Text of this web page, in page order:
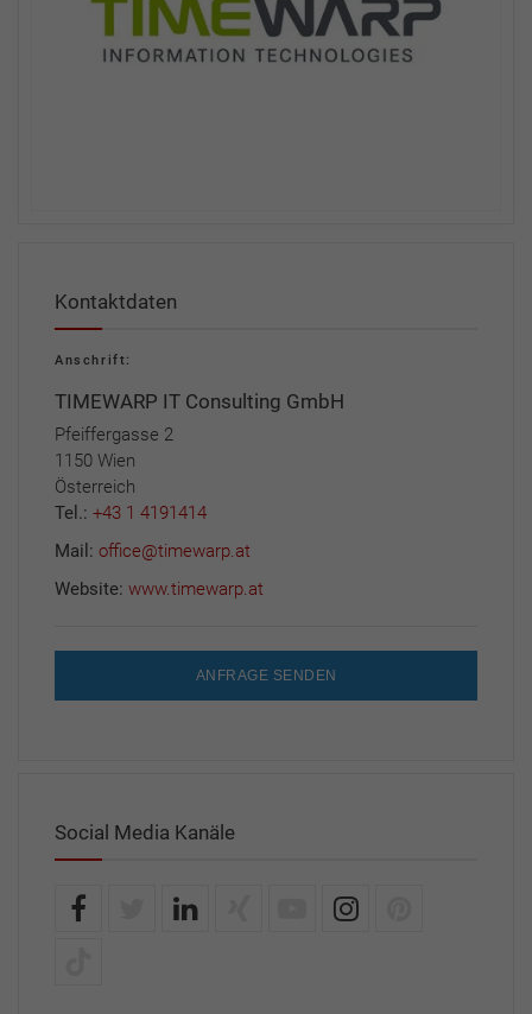
Kontaktdaten
Anschrift:
TIMEWARP IT Consulting GmbH
Pfeiffergasse 2
1150 Wien
Österreich
Tel.: +43 1 4191414
Mail: office@timewarp.at
Website: www.timewarp.at
ANFRAGE SENDEN
Social Media Kanäle